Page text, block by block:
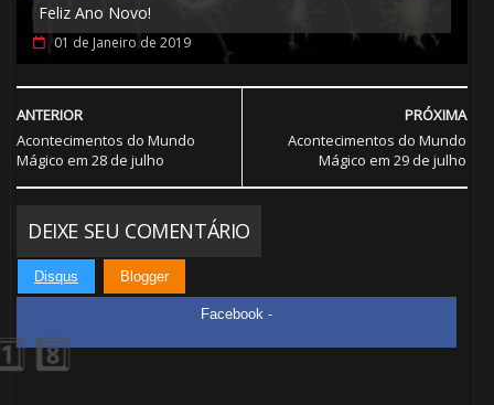
Feliz Ano Novo!
01 de Janeiro de 2019
PRÓXIMA
Acontecimentos do Mundo
Mágico em 29 de julho
ANTERIOR
Acontecimentos do Mundo
Mágico em 28 de julho
DEIXE SEU COMENTÁRIO
Disqus Blogger
Facebook -
1️⃣ 8️⃣